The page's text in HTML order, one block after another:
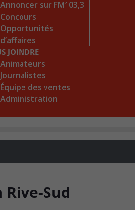
Annoncer sur FM103,3
Concours
Opportunités
d’affaires
JOINDRE
Animateurs
Journalistes
Équipe des ventes
Administration
Sud